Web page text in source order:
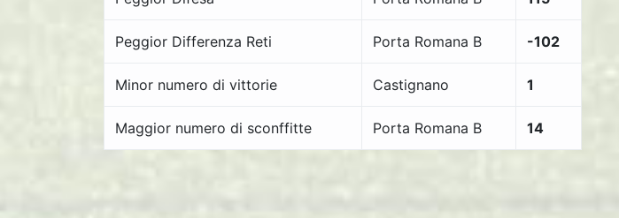
Peggior Differenza Reti Porta Romana B -102
Minor numero di vittorie Castignano 1
Maggior numero di sconffitte Porta Romana B 14